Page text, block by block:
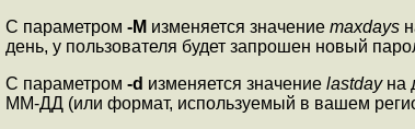
С параметром -M изменяется значение maxdays
день, у пользователя будет запрошен новый
С параметром -d изменяется значение lastdayна
ММ-ДД (или формат, используемый в вашем